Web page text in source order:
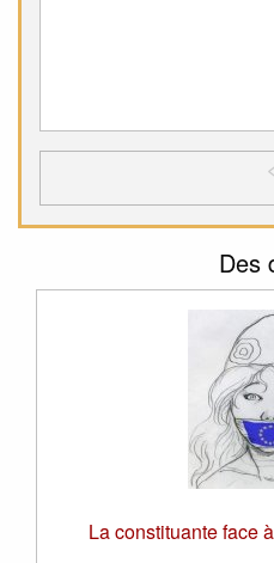
<
Des
La constituante face